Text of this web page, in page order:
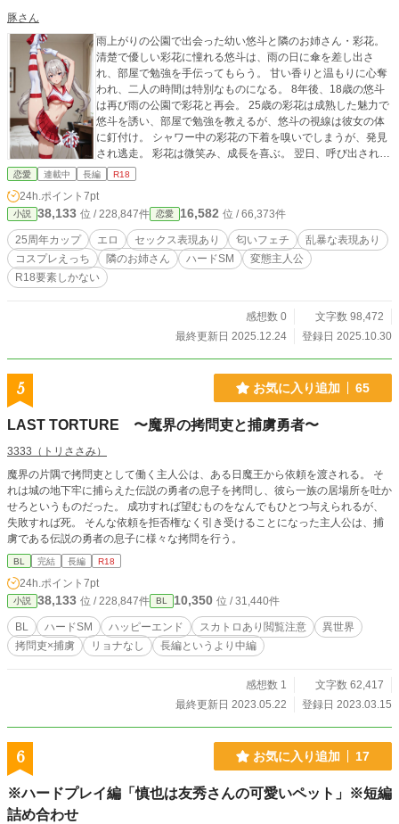
豚さん
雨上がりの公園で出会った幼い悠斗と隣のお姉さん・彩花。
清楚で優しい彩花に憧れる悠斗は、雨の日に傘を差し出さ
れ、部屋で勉強を手伝ってもらう。 甘い香りと温もりに心奪
われ、二人の時間は特別なものになる。 8年後、18歳の悠斗
は再び雨の公園で彩花と再会。 25歳の彩花は成熟した魅力で
悠斗を誘い、部屋で勉強を教えるが、悠斗の視線は彼女の体
に釘付け。 シャワー中の彩花の下着を嗅いでしまうが、発見
され逃走。 彩花は微笑み、成長を喜ぶ。 翌日、呼び出された
悠斗は正座で謝罪。 彩花は許し、ご褒美に胸を触らせる。 期
い憧れから禁断の情欲へ。 二人の関係は甘く激しく深まる。
恋愛 連載中 長編 R18
24h.ポイント 7pt
小説 38,133 位 / 228,847件 恋愛 16,582 位 / 66,373件
25周年カップ エロ セックス表現あり 匂いフェチ
乱暴な表現あり
コスプレえっち
隣のお姉さん ハードSM
変態主人公
R18要素しかない
感想数 0
文字数 98,472
最終更新日 2025.12.24
登録日 2025.10.30
5 お気に入り追加 65
LAST TORTURE 〜魔界の拷問吏と捕虜勇者〜
3333（トリささみ）
魔界の片隅で拷問吏として働く主人公は、ある日魔王から依頼を渡される。 そ
れは城の地下牢に捕らえた伝説の勇者の息子を拷問し、彼ら一族の居場所を吐か
せろというものだった。 成功すれば望むものをなんでもひとつ与えられるが、
失敗すれば死。 そんな依頼を拒否権なく引き受けることになった主人公は、捕
虜である伝説の勇者の息子に様々な拷問を行う。
BL 完結 長編 R18
24h.ポイント 7pt
小説 38,133 位 / 228,847件 BL 10,350 位 / 31,440件
BL ハードSM ハッピーエンド スカトロあり閲覧注意
異世界
拷問吏×捕虜
リョナなし 長編というより中編
感想数 1
文字数 62,417
最終更新日 2023.05.22
登録日 2023.03.15
6 お気に入り追加 17
※ハードプレイ編「慎也は友秀さんの可愛いペット」※短編
詰め合わせ